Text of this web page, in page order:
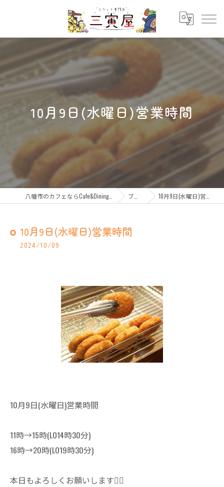
10月9日(水曜日)営業時間
ブログ 10月9日(水曜日)営業時間
10月9日(水曜日)営業時間
2024/10/09
10月9日(水曜日)営業時間
11時→15時(LO14時30分)
16時→20時(LO19時30分)
本日もよろしくお願いします🙇‍♀️